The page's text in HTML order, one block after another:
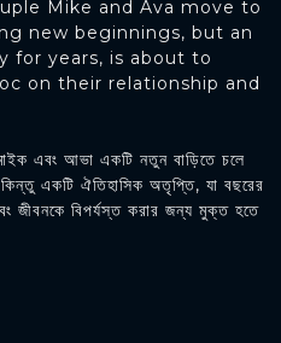
Mike and Ava move to
new beginnings, but an
for years, is about to
on their relationship and
এবং আভা একটি নতুন বাড়িতে চলে
একটি ঐতিহাসিক অতৃপ্তি, যা বছরের
জীবনকে বিপর্যস্ত করার জন্য মুক্ত হতে